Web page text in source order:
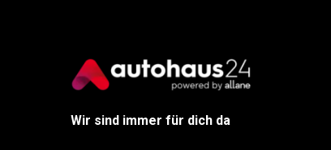
Wir sind immer für dich da